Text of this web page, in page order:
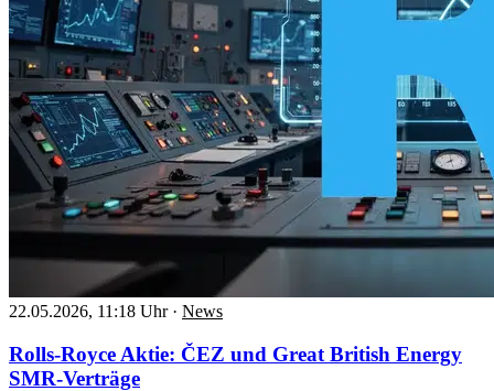
22.05.2026, 11:18 Uhr · News
Rolls-Royce Aktie: ČEZ und Great British Energy
SMR-Verträge